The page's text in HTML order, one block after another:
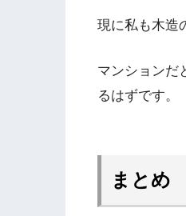
現に私も木造
マンションだ
るはずです。
まとめ